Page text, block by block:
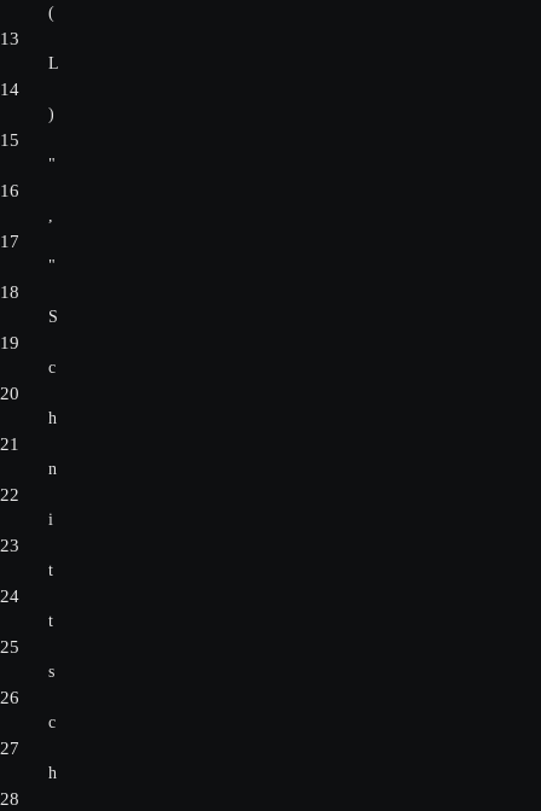
(
13
L
14
)
15
"
16
,
17
"
18
S
19
c
20
h
21
n
22
i
23
t
24
t
25
s
26
c
27
h
28